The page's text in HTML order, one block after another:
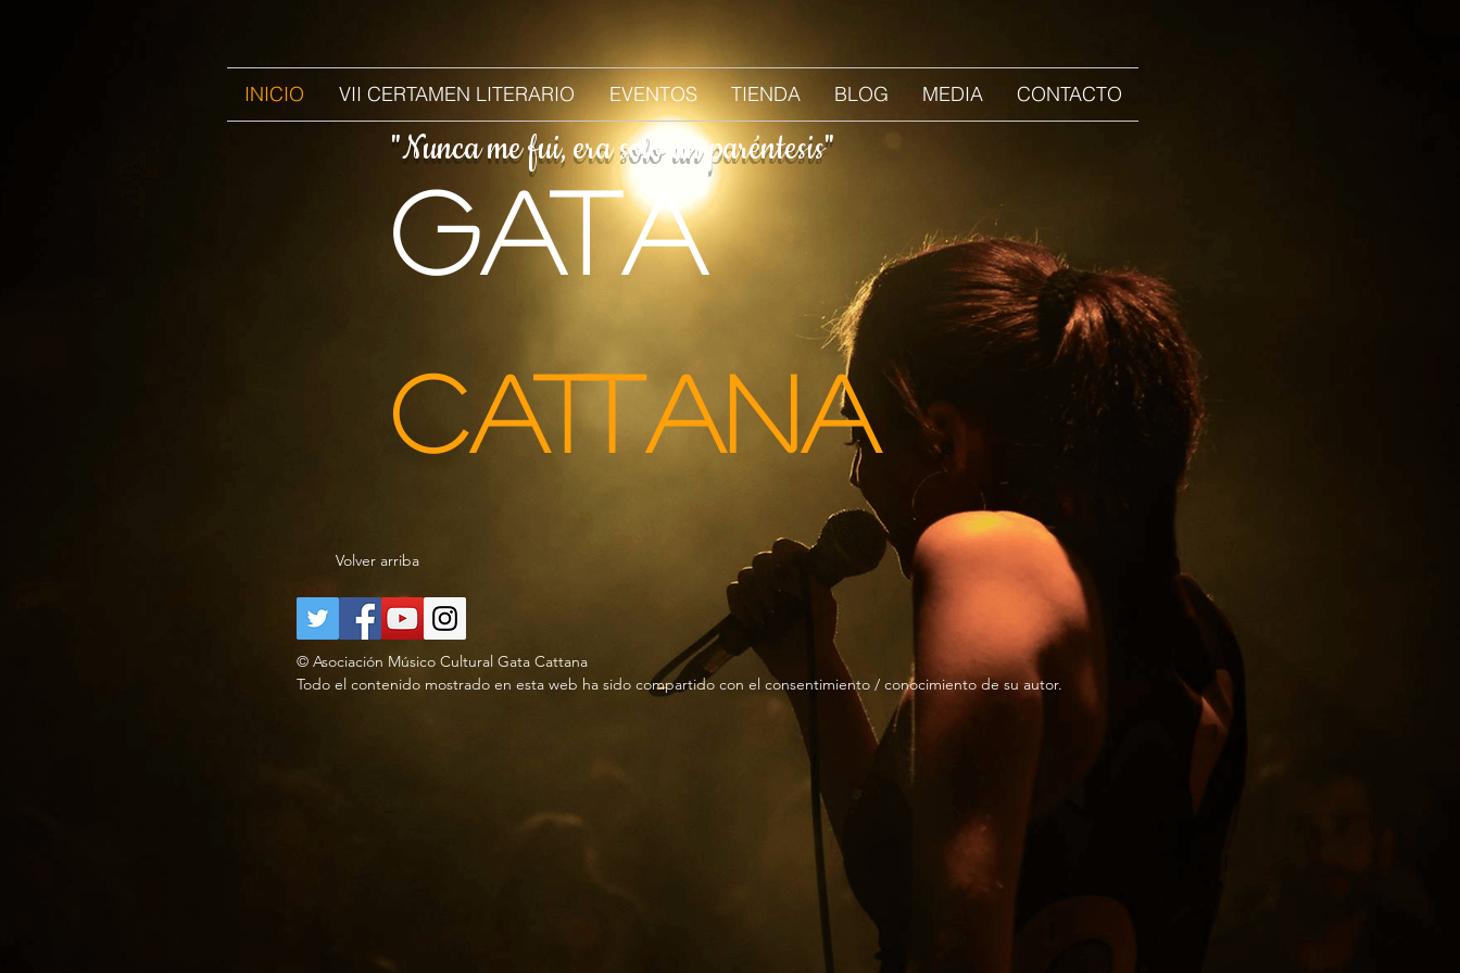
INICIO VII CERTAMEN LITERARIO EVENTOS TIENDA BLOG MEDIA CONTACTO
"Nunca me fui, era solo un paréntesis"
gata
CATTANA
Volver arriba
© Asociación Músico Cultural Gata Cattana
Todo el contenido mostrado en esta web ha sido compartido con el consentimiento / conocimiento de su autor.